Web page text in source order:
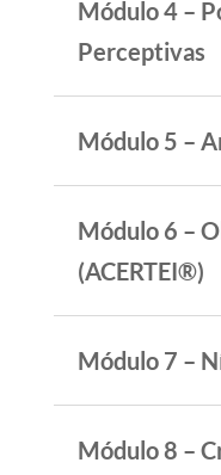
Módulo 4 –
Perceptivas
Módulo 5 –
Módulo 6 –
(ACERTEI®)
Módulo 7 –
Módulo 8 –